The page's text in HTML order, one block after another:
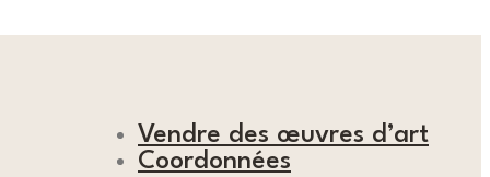
Vendre des œuvres d’art
Coordonnées